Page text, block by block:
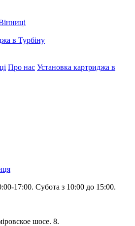
в Турбіну
Про нас Установка картриджа в
17:00. Субота з 10:00 до 15:00.
шосе. 8.